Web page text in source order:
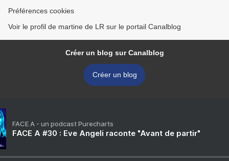
Préférences cookies
Voir le profil de martine de LR sur le portail Canalblog
Créer un blog sur Canalblog
Créer un blog
FACE A - un podcast Purecharts
FACE A #30 : Eve Angeli raconte "Avant de partir"